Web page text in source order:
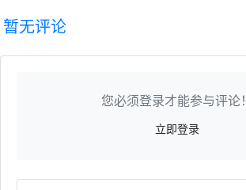
暂无评论
您必须登录才能参与评论！
立即登录